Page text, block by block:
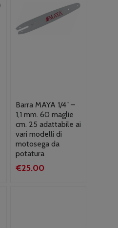
Barra MAYA 1/4″ –
1,1 mm. 60 maglie
cm. 25 adattabile ai
vari modelli di
motosega da
potatura
€25.00